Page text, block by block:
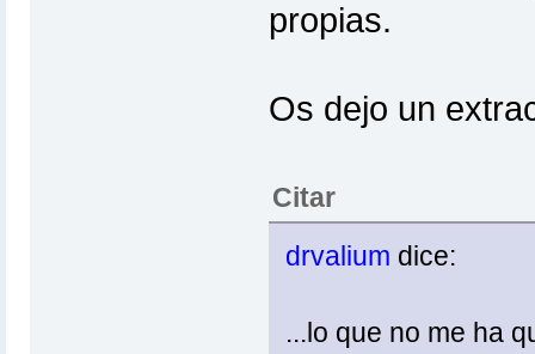
propias.
Os dejo un
Citar
drvalium dice:
...lo que no me ha